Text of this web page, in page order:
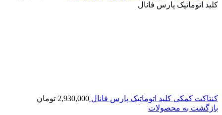
کلید اتوماتیک پارس فانال
کنتاکت کمکی کلید اتوماتیک پارس فانال 2,930,000 تومان
بازگشت به محصولات